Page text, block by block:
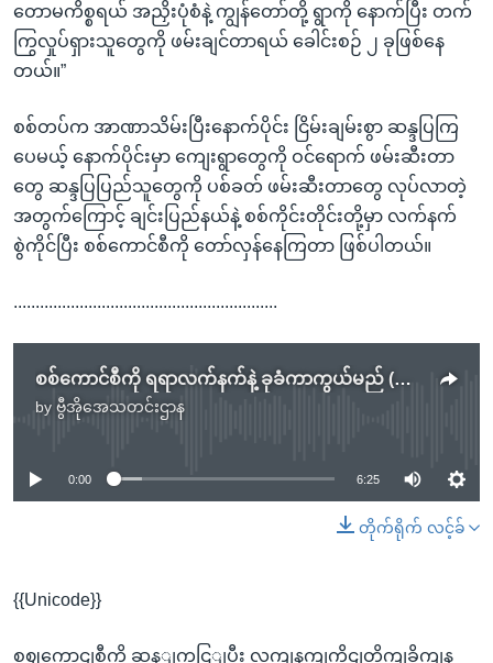
တောမကိစ္စရယ် အညှိးပုံစံနဲ့ ကျွန်တော်တို့ ရွာကို နောက်ပြီး တက်
ကြွလှုပ်ရှားသူတွေကို ဖမ်းချင်တာရယ် ခေါင်းစဉ် ၂ ခုဖြစ်နေ
တယ်။”
စစ်တပ်က အာဏာသိမ်းပြီးနောက်ပိုင်း ငြိမ်းချမ်းစွာ ဆန္ဒပြကြ
ပေမယ့် နောက်ပိုင်းမှာ ကျေးရွာတွေကို ဝင်ရောက် ဖမ်းဆီးတာ
တွေ ဆန္ဒပြပြည်သူတွေကို ပစ်ခတ် ဖမ်းဆီးတာတွေ လုပ်လာတဲ့
အတွက်ကြောင့် ချင်းပြည်နယ်နဲ့ စစ်ကိုင်းတိုင်းတို့မှာ လက်နက်
စွဲကိုင်ပြီး စစ်ကောင်စီကို တော်လှန်နေကြတာ ဖြစ်ပါတယ်။
............................................................
စစ်ကောင်စီကို ရရာလက်နက်နဲ့ ခုခံကာကွယ်မည် (အရပ်သားကာကွယ်ရေးအဖွဲ့ဝင်)
by ဗွီအိုအေသတင်းဌာန
No media source currently available
0:00 6:25
တိုက်ရိုက် လင့်ခ်
{{Unicode}}
စဈကောငျစီကို ဆန့ျကငြျပွီး လကျနကျကိုငျတိုကျခိုကျန